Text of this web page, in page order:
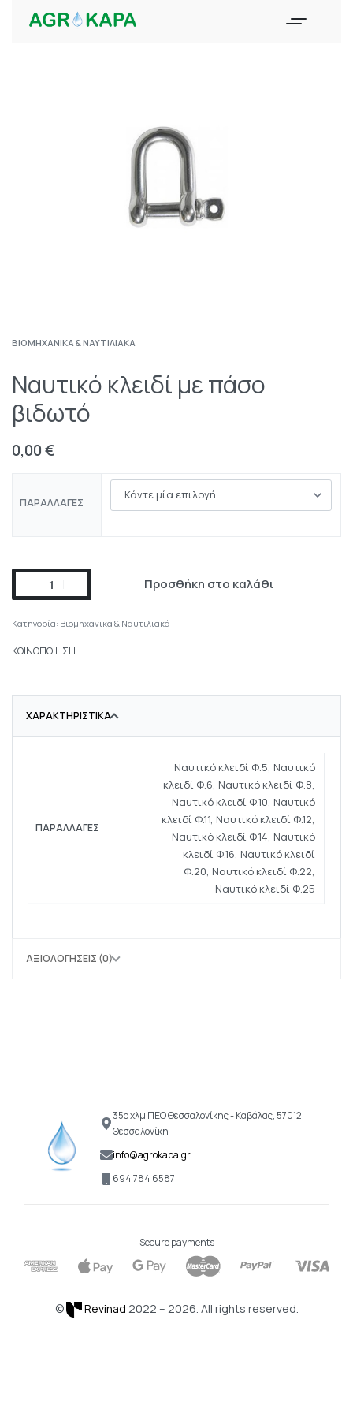
ΒΙΟΜΗΧΑΝΙΚΆ & ΝΑΥΤΙΛΙΑΚΆ
Ναυτικό κλειδί με πάσο
βιδωτό
0,00€
ΠΑΡΑΛΛΑΓΈΣ
Προσθήκη στο καλάθι
Κατηγορία: Βιομηχανικά & Ναυτιλιακά
ΚΟΙΝΟΠΟΙΗΣΗ
ΧΑΡΑΚΤΗΡΙΣΤΙΚΆ
ΠΑΡΑΛΛΑΓΈΣ
Ναυτικό κλειδί Φ.5, Ναυτικό
κλειδί Φ.6, Ναυτικό κλειδί Φ.8,
Ναυτικό κλειδί Φ.10, Ναυτικό
κλειδί Φ.11, Ναυτικό κλειδί Φ.12,
Ναυτικό κλειδί Φ.14, Ναυτικό
κλειδί Φ.16, Ναυτικό κλειδί
Φ.20, Ναυτικό κλειδί Φ.22,
Ναυτικό κλειδί Φ.25
ΑΞΙΟΛΟΓΉΣΕΙΣ (0)
35ο χλμ ΠΕΟ Θεσσαλονίκης - Καβάλας, 57012
Θεσσαλονίκη
info@agrokapa.gr
694 784 6587
© Revinad 2022 – 2026. All rights reserved.
Secure payments